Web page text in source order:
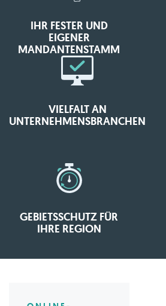
IHR FESTER UND
EIGENER
MANDANTENSTAMM
VIELFALT AN
UNTERNEHMENSBRANCHEN
GEBIETSSCHUTZ FÜR
IHRE REGION